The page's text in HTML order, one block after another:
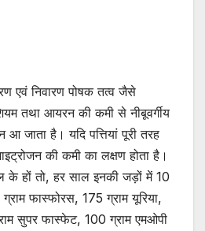
एवं निवारण पोषक तत्व जैसे
तथा आयरन की कमी से नीबूवर्गीय
आ जाता है। यदि पत्तियां पूरी तरह
की कमी का लक्षण होता है।
हों तो, हर साल इनकी जड़ों में 10
फास्फोरस, 175 ग्राम यूरिया,
सुपर फास्फेट, 100 ग्राम एमओपी